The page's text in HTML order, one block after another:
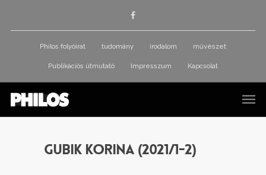
Philos folyóirat tudomány irodalom művészet
Publikációs útmutató Impresszum Kapcsolat
Gubik Korina (2021/1-2)